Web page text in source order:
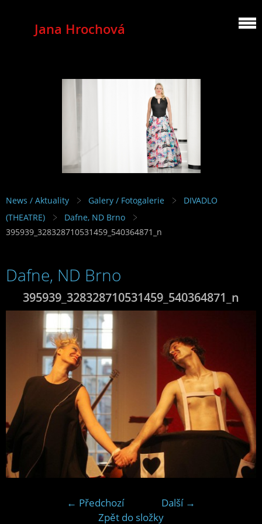
Jana Hrochová
MEZZOSOPRANO
News / Aktuality Galery / Fotogalerie
DIVADLO
(THEATRE)
Dafne, ND Brno
395939_328328710531459_540364871_n
Dafne, ND Brno
395939_328328710531459_540364871_n
← Předchozí
Další →
Zpět do složky